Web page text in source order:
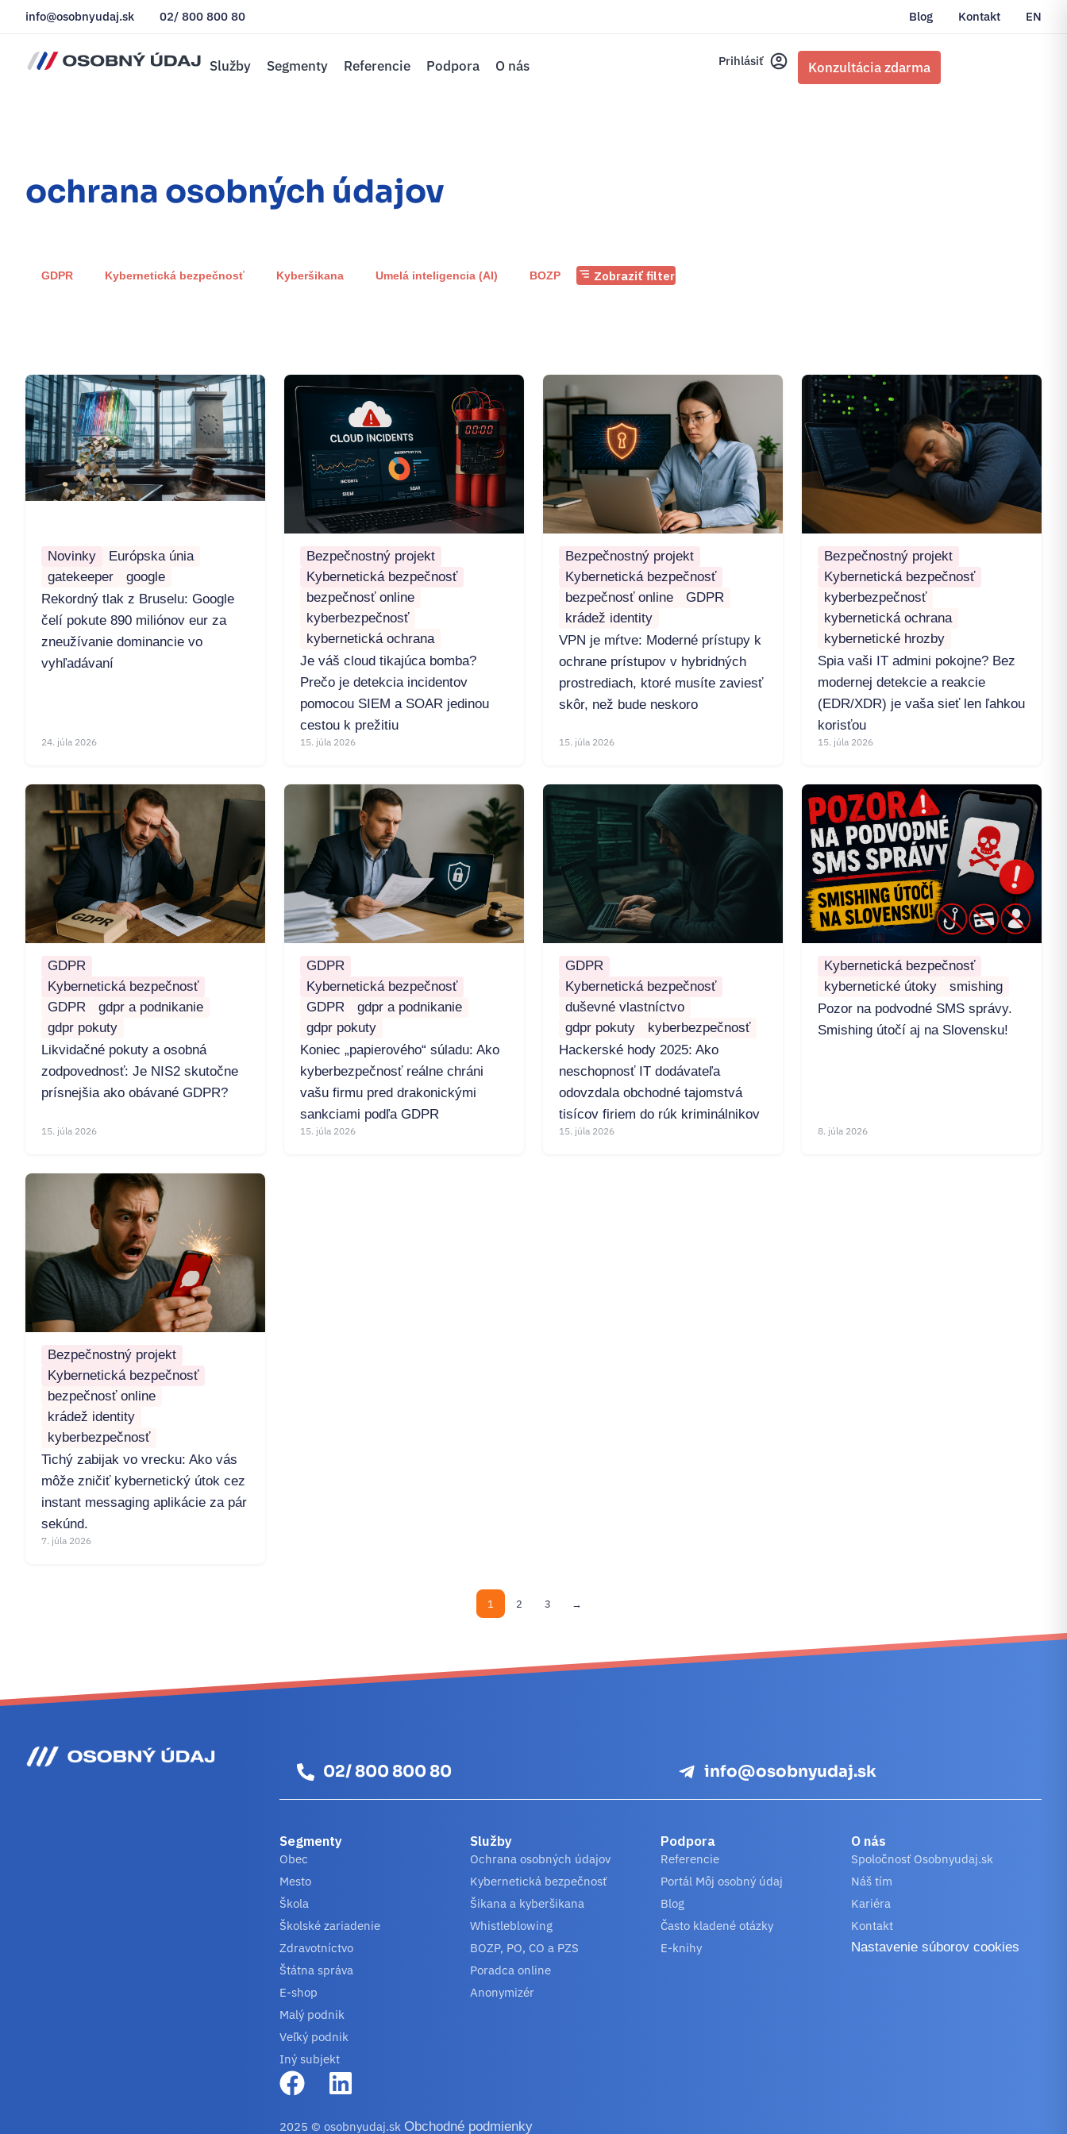
info@osobnyudaj.sk 02/ 800 800 80 Blog Kontakt EN
Služby Segmenty Referencie Podpora O nás Prihlásiť Konzultácia zdarma
ochrana osobných údajov
GDPR Kybernetická bezpečnosť Kyberšikana Umelá inteligencia (AI) BOZP Zobraziť filter
Novinky
Európska únia
gatekeeper
google
Rekordný tlak z Bruselu: Google
čelí pokute 890 miliónov eur za
zneužívanie dominancie vo
vyhľadávaní
24. júla 2026
Bezpečnostný projekt
Kybernetická bezpečnosť
bezpečnosť online
kyberbezpečnosť
kybernetická ochrana
Je váš cloud tikajúca bomba?
Prečo je detekcia incidentov
pomocou SIEM a SOAR jedinou
cestou k prežitiu
15. júla 2026
Bezpečnostný projekt
Kybernetická bezpečnosť
bezpečnosť online
GDPR
krádež identity
VPN je mŕtve: Moderné prístupy k
ochrane prístupov v hybridných
prostrediach, ktoré musíte zaviesť
skôr, než bude neskoro
15. júla 2026
Bezpečnostný projekt
Kybernetická bezpečnosť
kyberbezpečnosť
kybernetická ochrana
kybernetické hrozby
Spia vaši IT admini pokojne? Bez
modernej detekcie a reakcie
(EDR/XDR) je vaša sieť len ľahkou
korisťou
15. júla 2026
GDPR
Kybernetická bezpečnosť
GDPR
gdpr a podnikanie
gdpr pokuty
Likvidačné pokuty a osobná
zodpovednosť: Je NIS2 skutočne
prísnejšia ako obávané GDPR?
15. júla 2026
GDPR
Kybernetická bezpečnosť
GDPR
gdpr a podnikanie
gdpr pokuty
Koniec „papierového“ súladu: Ako
kyberbezpečnosť reálne chráni
vašu firmu pred drakonickými
sankciami podľa GDPR
15. júla 2026
GDPR
Kybernetická bezpečnosť
duševné vlastníctvo
gdpr pokuty
kyberbezpečnosť
Hackerské hody 2025: Ako
neschopnosť IT dodávateľa
odovzdala obchodné tajomstvá
tisícov firiem do rúk kriminálnikov
15. júla 2026
Kybernetická bezpečnosť
kybernetické útoky
smishing
Pozor na podvodné SMS správy.
Smishing útočí aj na Slovensku!
8. júla 2026
Bezpečnostný projekt
Kybernetická bezpečnosť
bezpečnosť online
krádež identity
kyberbezpečnosť
Tichý zabijak vo vrecku: Ako vás
môže zničiť kybernetický útok cez
instant messaging aplikácie za pár
sekúnd.
7. júla 2026
1 2 3 →
02/ 800 800 80 info@osobnyudaj.sk
Segmenty
Obec
Mesto
Škola
Školské zariadenie
Zdravotníctvo
Štátna správa
E-shop
Malý podnik
Veľký podnik
Iný subjekt
Služby
Ochrana osobných údajov
Kybernetická bezpečnosť
Šikana a kyberšikana
Whistleblowing
BOZP, PO, CO a PZS
Poradca online
Anonymizér
Podpora
Referencie
Portál Môj osobný údaj
Blog
Často kladené otázky
E-knihy
O nás
Spoločnosť Osobnyudaj.sk
Náš tím
Kariéra
Kontakt
Nastavenie súborov cookies
2025 © osobnyudaj.sk Obchodné podmienky